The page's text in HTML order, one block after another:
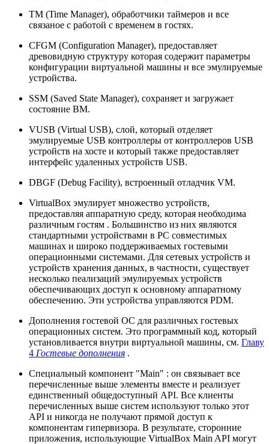
TM (Time Manager), обработчики таймеров и все
связаное с работой с временем в гостях.
CFGM (Configuration Manager), предоставляет
древовидную структуру которая содержит параметры
конфигурации виртуальной машины и все эмулируемые
устройства.
SSM (Saved State Manager), сохраняет и загружает
состояние ВМ.
VUSB (Virtual USB), слой, который отделяет
эмулируемые USB контроллеры от контроллеров USB
устройств на хосте и который также предоставляет
интерфейс удаленных устройств USB.
DBGF (Debug Facility), встроенный отладчик VM.
VirtualBox эмулирует множество устройств,
предоставляя аппаратную среду, которая необходима
различным гостям . Большинство из них являются
стандартными устройствами в PC совместимых
машинах и широко поддерживаемых гостевыми
операционными системами. Для сетевых устройств и
устройств хранения данных, в частности, существует
несколько пеализаций эмулируемых устройств
обеспечивающих доступ к основному аппаратному
обеспечению. Эти устройства управляются PDM.
Дополнения гостевой ОС для различных гостевых
операционных систем. Это программный код, который
установливается внутри виртуальной машины, см. Главу
4 Гостевые дополнения .
Специальный компонент "Main" : он связывает все
перечисленные выше элементы вместе и реализует
единственный общедоступный API. Все клиенты
перечисленных выше систем используют только этот
API и никогда не получают прямой доступ к
компонентам гипервизора. В результате, сторонние
приложения, использующие VirtualBox Main API могут